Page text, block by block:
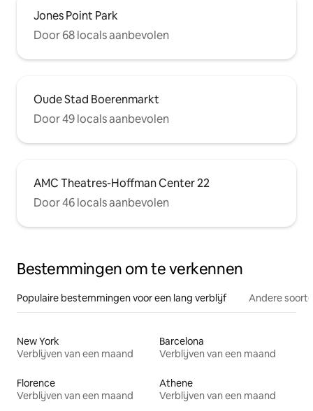
Jones Point Park
Door 68 locals aanbevolen
Oude Stad Boerenmarkt
Door 49 locals aanbevolen
AMC Theatres-Hoffman Center 22
Door 46 locals aanbevolen
Bestemmingen om te verkennen
Populaire bestemmingen voor een lang verblijf Andere
New York
Verblijven van een maand
Barcelona
Verblijven van een maand
Florence
Verblijven van een maand
Athene
Verblijven van een maand